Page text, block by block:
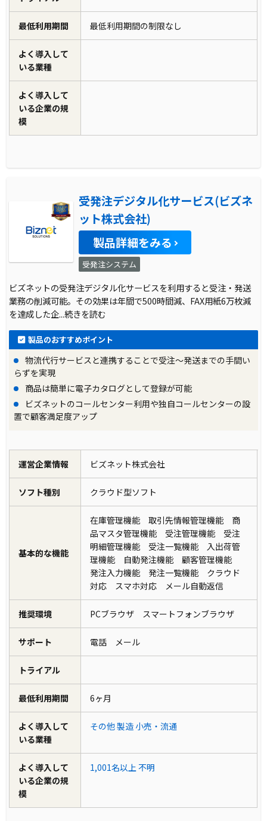
最低利用期間 最低利用期間の制限なし
よく導入して
いる業種
よく導入して
いる企業の規
模
受発注デジタル化サービス(ビズネ
ット株式会社)
製品詳細をみる
受発注システム
ビズネットの受発注デジタル化サービスを利用すると受注・発送
業務の削減可能。その効果は年間で500時間減、FAX用紙6万枚減
を達成した企...続きを読む
製品のおすすめポイント
物流代行サービスと連携することで受注～発送までの手間い
らずを実現
商品は簡単に電子カタログとして登録が可能
ビズネットのコールセンター利用や独自コールセンターの設
置で顧客満足度アップ
運営企業情報 ビズネット株式会社
ソフト種別 クラウド型ソフト
基本的な機能
在庫管理機能 取引先情報管理機能 商
品マスタ管理機能 受注管理機能 受注
明細管理機能 受注一覧機能 入出荷管
理機能 自動発注機能 顧客管理機能
発注入力機能 発注一覧機能 クラウド
対応 スマホ対応 メール自動返信
推奨環境 PCブラウザ スマートフォンブラウザ
サポート 電話 メール
トライアル
最低利用期間 6ヶ月
よく導入して
いる業種
その他製造 小売・流通
よく導入して
いる企業の規
模
1,001名以上不明